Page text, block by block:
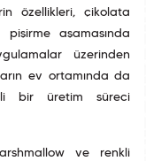
özellikleri, çikolata
aşamasında
üzerinden
ev ortamında da
bir üretim süreci
ve renkli